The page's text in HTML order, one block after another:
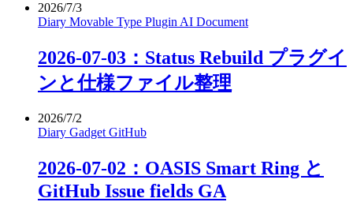
2026/7/3
Diary Movable Type Plugin AI Document
2026-07-03：Status Rebuild プラグイ
ンと仕様ファイル整理
2026/7/2
Diary Gadget GitHub
2026-07-02：OASIS Smart Ring と
GitHub Issue fields GA